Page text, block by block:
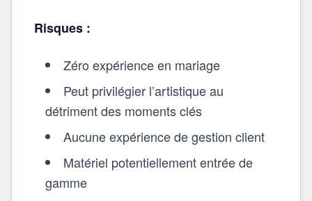
Risques :
Zéro expérience en mariage
Peut privilégier l’artistique au
détriment des moments clés
Aucune expérience de gestion client
Matériel potentiellement entrée de
gamme